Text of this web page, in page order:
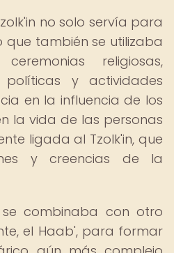
no solo servía para
que también se utilizaba
religiosas,
políticas y actividades
en la influencia de los
la vida de las personas
ligada al Tzolk'in, que
y creencias de la
se combinaba con otro
el Haab', para formar